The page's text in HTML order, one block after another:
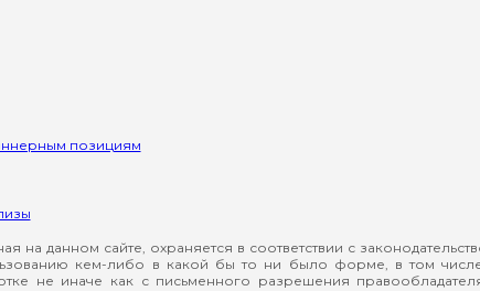
позициям
на данном сайте, охраняется в соответствии с
кем-либо в какой бы то ни было форме, в том
не иначе как с письменного разрешения